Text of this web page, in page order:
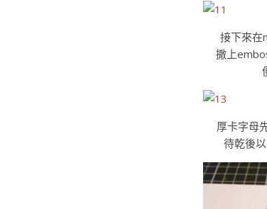
接下來在
撒上
厚卡字母
待乾後